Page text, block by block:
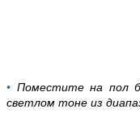
• Поместите на пол
светлом тоне из